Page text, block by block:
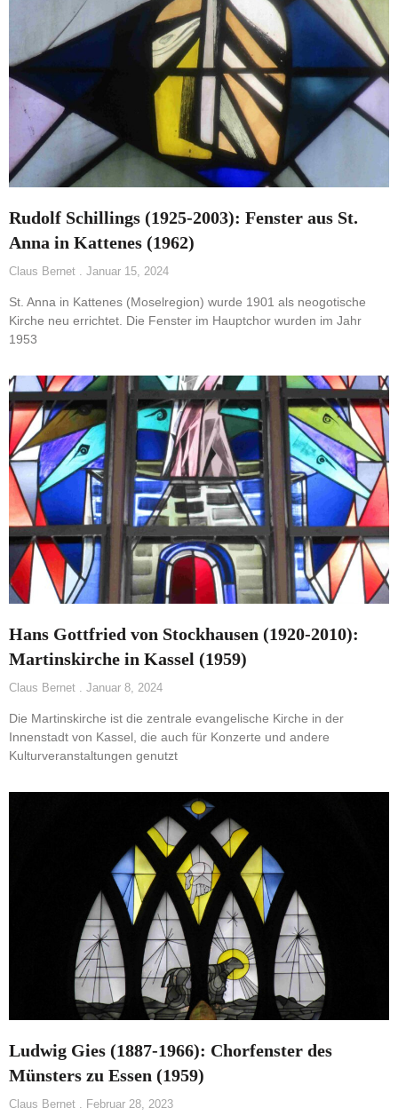
Rudolf Schillings (1925-2003): Fenster aus St.
Anna in Kattenes (1962)
Claus Bernet Januar 15, 2024
St. Anna in Kattenes (Moselregion) wurde 1901 als neogotische
Kirche neu errichtet. Die Fenster im Hauptchor wurden im Jahr
1953
Hans Gottfried von Stockhausen (1920-2010):
Martinskirche in Kassel (1959)
Claus Bernet Januar 8, 2024
Die Martinskirche ist die zentrale evangelische Kirche in der
Innenstadt von Kassel, die auch für Konzerte und andere
Kulturveranstaltungen genutzt
Ludwig Gies (1887-1966): Chorfenster des
Münsters zu Essen (1959)
Claus Bernet Februar 28, 2023